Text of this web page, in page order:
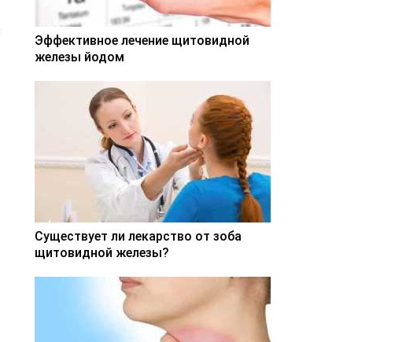
Эффективное лечение щитовидной
железы йодом
Существует ли лекарство от зоба
щитовидной железы?